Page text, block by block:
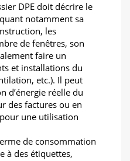
DPE doit décrire le
notamment sa
les
de fenêtres, son
faire un
et installations du
etc.). Il peut
d’énergie réelle du
des factures ou en
une utilisation
de consommation
à des étiquettes,